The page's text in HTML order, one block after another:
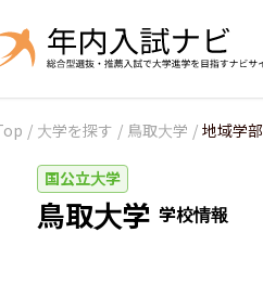
/ 大学を探す / 鳥取大学 / 地域学部
国公立大学
鳥取大学 学校情報